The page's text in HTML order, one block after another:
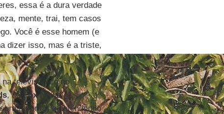
essa é a dura verdade
mente, trai, tem casos
Você é esse homem (e
dizer isso, mas é a triste,
televisão como
, da Fox News,
favorita) e defendendo